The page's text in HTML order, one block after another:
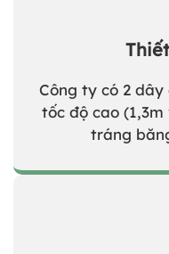
Công ty có 2 dây
tốc độ cao
tráng